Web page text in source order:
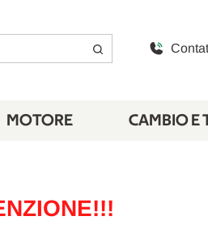
MOTORE CAMBIO E